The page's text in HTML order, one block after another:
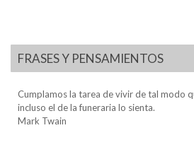
FRASES Y PENSAMIENTOS
Cumplamos la tarea de vivir de tal modo
incluso el de la funeraria lo sienta.
Mark Twain